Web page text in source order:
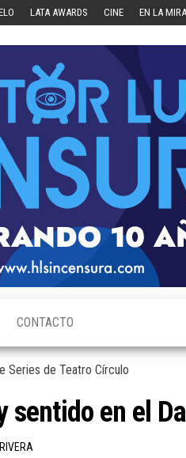
LATA AWARDS CINE EN LA MIRA
CONTACTO
sentido en el